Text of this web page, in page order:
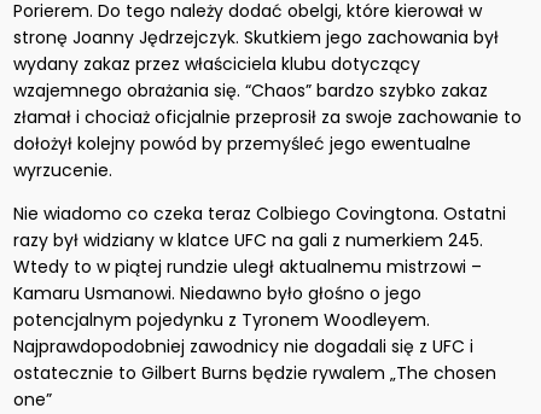
Porierem. Do tego należy dodać obelgi, które kierował w
stronę Joanny Jędrzejczyk. Skutkiem jego zachowania był
wydany zakaz przez właściciela klubu dotyczący
wzajemnego obrażania się. “Chaos” bardzo szybko zakaz
złamał i chociaż oficjalnie przeprosił za swoje zachowanie to
dołożył kolejny powód by przemyśleć jego ewentualne
wyrzucenie.
Nie wiadomo co czeka teraz Colbiego Covingtona. Ostatni
razy był widziany w klatce UFC na gali z numerkiem 245.
Wtedy to w piątej rundzie uległ aktualnemu mistrzowi –
Kamaru Usmanowi. Niedawno było głośno o jego
potencjalnym pojedynku z Tyronem Woodleyem.
Najprawdopodobniej zawodnicy nie dogadali się z UFC i
ostatecznie to Gilbert Burns będzie rywalem „The chosen
one”